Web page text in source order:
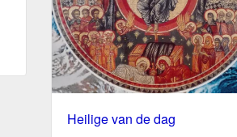
Heilige van de dag